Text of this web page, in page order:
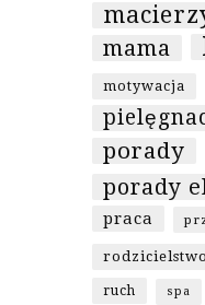
mama
motywacja
porady
porady
praca
rodzicielstwo
ruch spa